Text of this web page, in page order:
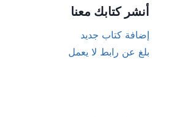
أنشر كتابك معنا
إضافة كتاب جديد
بلغ عن رابط لا يعمل